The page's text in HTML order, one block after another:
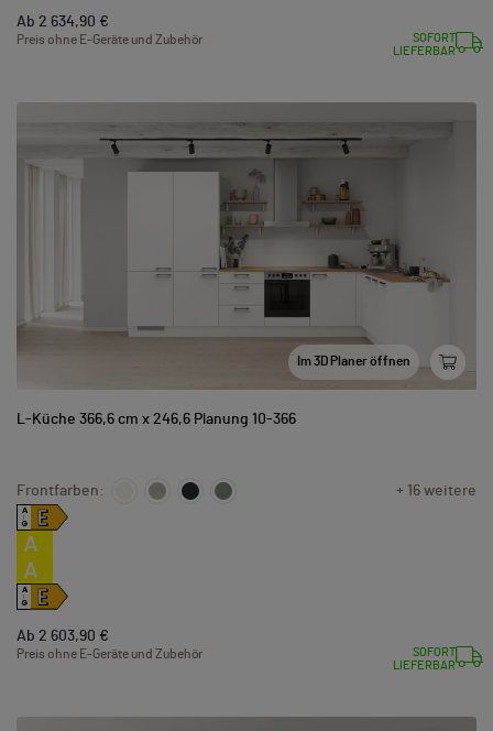
Ab 2 634,90 €
Preis ohne E-Geräte und Zubehör
SOFORT
LIEFERBAR
Im 3D Planer öffnen
L-Küche 366,6 cm x 246,6 Planung 10-366
Frontfarben: + 16 weitere
A
↑
G
E
A
A
A
↑
G E
Ab 2 603,90 €
Preis ohne E-Geräte und Zubehör
SOFORT
LIEFERBAR